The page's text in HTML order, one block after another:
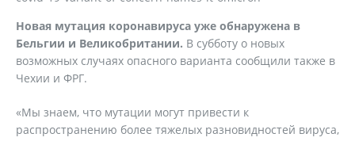
Новая мутация коронавируса уже обнаружена в
Бельгии и Великобритании. В субботу о новых
возможных случаях опасного варианта сообщили также в
Чехии и ФРГ.
«Мы знаем, что мутации могут привести к
распространению более тяжелых разновидностей вируса,